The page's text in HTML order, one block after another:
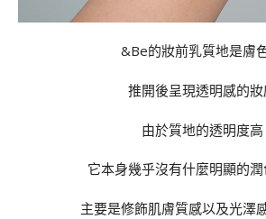
&Be的妝前乳質地是膚
推開後呈現透明感的妝
由於質地的透明度高
它本身幾乎沒有什麼明顯的
主要是修飾肌膚質感以及光澤